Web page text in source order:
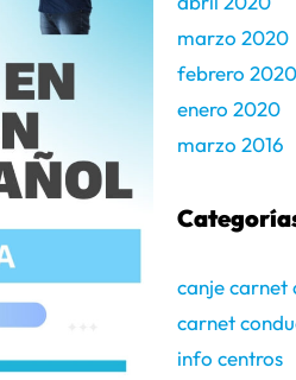
marzo 2020
febrero 2020
enero 2020
marzo 2016
canje carnet
carnet
info centros